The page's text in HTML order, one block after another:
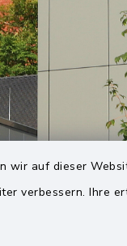
wir auf dieser
verbessern. Ihre